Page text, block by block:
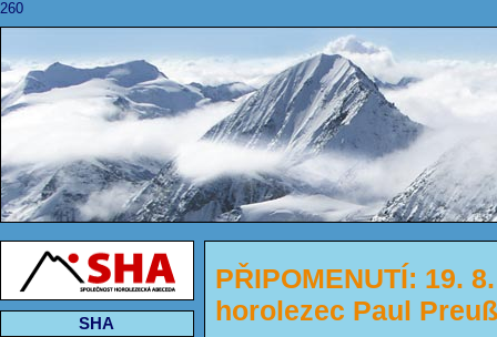
260
SHA
PŘIPOMENUTÍ: 19.
horolezec Paul Preuß